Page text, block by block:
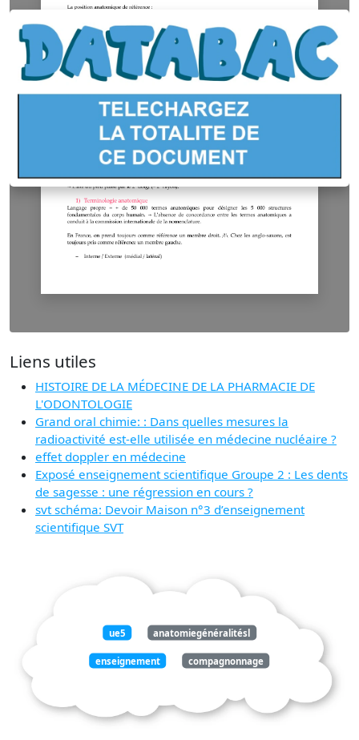
Liens utiles
HISTOIRE DE LA MÉDECINE DE LA PHARMACIE DE
L'ODONTOLOGIE
Grand oral chimie: : Dans quelles mesures la
radioactivité est-elle utilisée en médecine nucléaire ?
effet doppler en médecine
Exposé enseignement scientifique Groupe 2 : Les dents
de sagesse : une régression en cours ?
svt schéma: Devoir Maison n°3 d’enseignement
scientifique SVT
ue5 anatomiegénéralitésl
enseignement compagnonnage